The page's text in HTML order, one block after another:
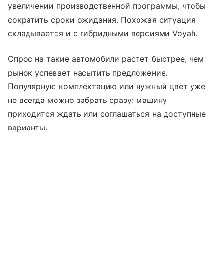
увеличении производственной программы, чтобы
сократить сроки ожидания. Похожая ситуация
складывается и с гибридными версиями Voyah.
Спрос на такие автомобили растет быстрее, чем
рынок успевает насытить предложение.
Популярную комплектацию или нужный цвет уже
не всегда можно забрать сразу: машину
приходится ждать или соглашаться на доступные
варианты.